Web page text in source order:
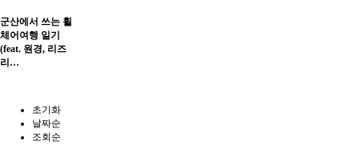
군산에서 쓰는 휠
체어여행 일기
(feat. 원경, 리즈
리…
초기화
날짜순
조회순